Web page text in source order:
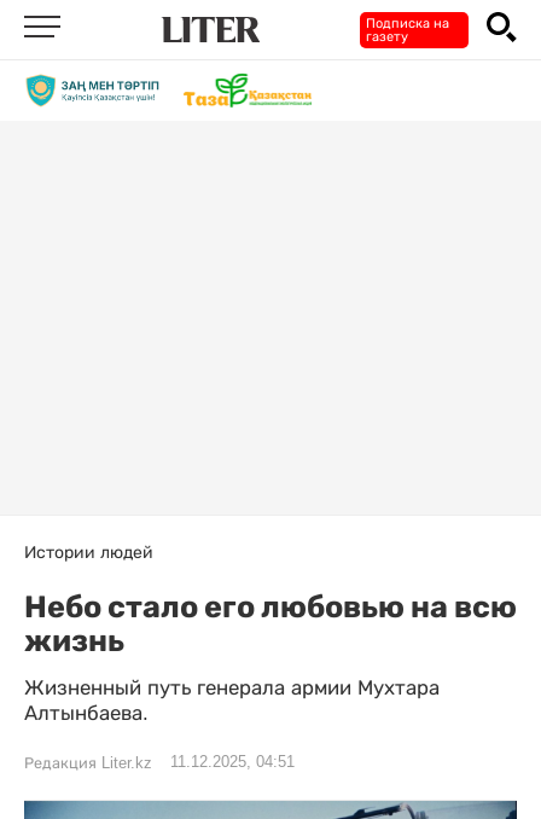
Подписка на
газету
Истории людей
Небо стало его любовью на всю
жизнь
Жизненный путь генерала армии Мухтара
Алтынбаева.
Редакция Liter.kz 11.12.2025, 04:51